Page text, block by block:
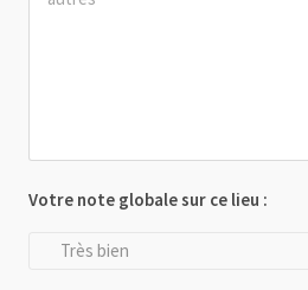
Votre note globale sur ce lieu :
Très bien